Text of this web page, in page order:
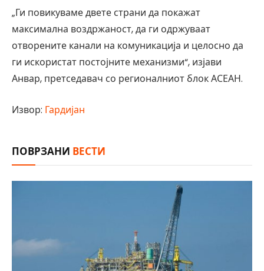
„Ги повикуваме двете страни да покажат
максимална воздржаност, да ги одржуваат
отворените канали на комуникација и целосно да
ги искористат постојните механизми“, изјави
Анвар, претседавач со регионалниот блок АСЕАН.
Извор: Гардијан
ПОВРЗАНИ ВЕСТИ